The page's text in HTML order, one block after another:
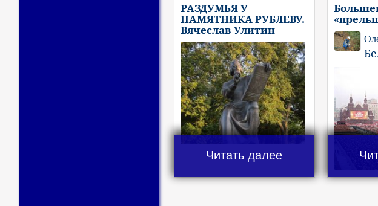
РАЗДУМЬЯ У
ПАМЯТНИКА РУБЛЕВУ.
Вячеслав Улитин
Читать далее